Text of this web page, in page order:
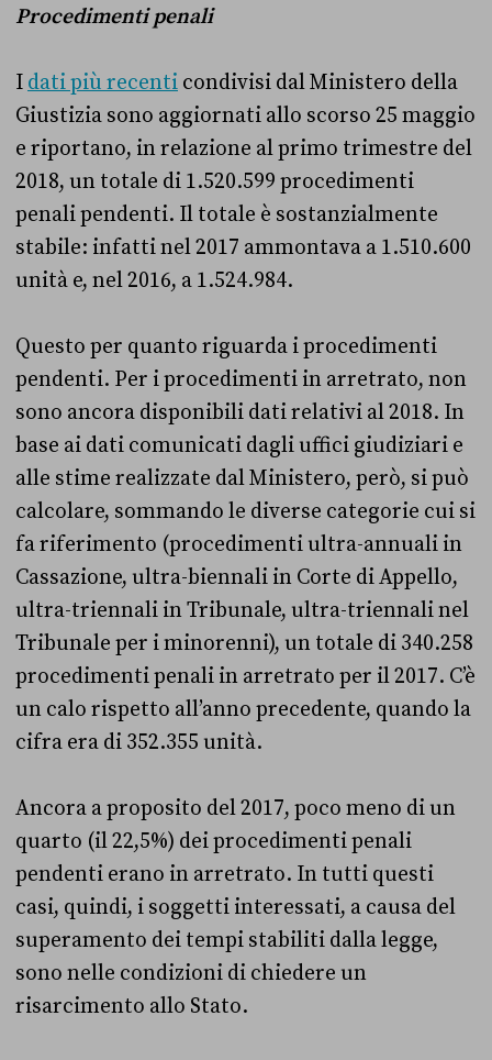
Procedimenti penali
I dati più recenti condivisi dal Ministero della
Giustizia sono aggiornati allo scorso 25 maggio
e riportano, in relazione al primo trimestre del
2018, un totale di 1.520.599 procedimenti
penali pendenti. Il totale è sostanzialmente
stabile: infatti nel 2017 ammontava a 1.510.600
unità e, nel 2016, a 1.524.984.
Questo per quanto riguarda i procedimenti
pendenti. Per i procedimenti in arretrato, non
sono ancora disponibili dati relativi al 2018. In
base ai dati comunicati dagli uffici giudiziari e
alle stime realizzate dal Ministero, però, si può
calcolare, sommando le diverse categorie cui si
fa riferimento (procedimenti ultra-annuali in
Cassazione, ultra-biennali in Corte di Appello,
ultra-triennali in Tribunale, ultra-triennali nel
Tribunale per i minorenni), un totale di 340.258
procedimenti penali in arretrato per il 2017. C’è
un calo rispetto all’anno precedente, quando la
cifra era di 352.355 unità.
Ancora a proposito del 2017, poco meno di un
quarto (il 22,5%) dei procedimenti penali
pendenti erano in arretrato. In tutti questi
casi, quindi, i soggetti interessati, a causa del
superamento dei tempi stabiliti dalla legge,
sono nelle condizioni di chiedere un
risarcimento allo Stato.